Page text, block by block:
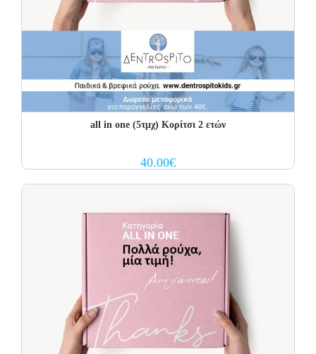
all in one (5τμχ) Κορίτσι 2 ετών
40.00€